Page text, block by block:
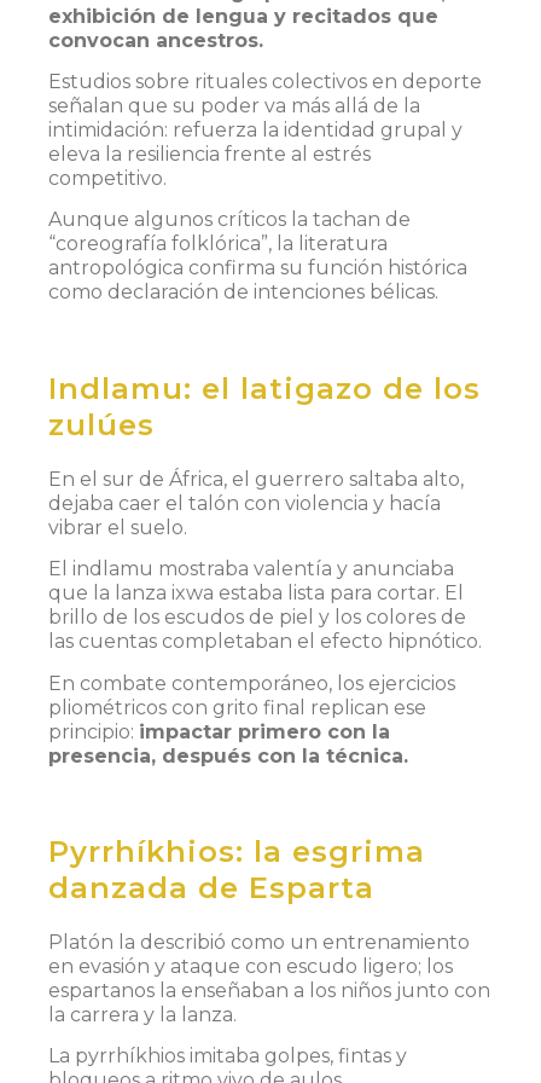
exhibición de lengua y recitados que
convocan ancestros.
Estudios sobre rituales colectivos en deporte
señalan que su poder va más allá de la
intimidación: refuerza la identidad grupal y
eleva la resiliencia frente al estrés
competitivo.
Aunque algunos críticos la tachan de
“coreografía folklórica”, la literatura
antropológica confirma su función histórica
como declaración de intenciones bélicas.
Indlamu: el latigazo de los
zulúes
En el sur de África, el guerrero saltaba alto,
dejaba caer el talón con violencia y hacía
vibrar el suelo.
El indlamu mostraba valentía y anunciaba
que la lanza ixwa estaba lista para cortar. El
brillo de los escudos de piel y los colores de
las cuentas completaban el efecto hipnótico.
En combate contemporáneo, los ejercicios
pliométricos con grito final replican ese
principio: impactar primero con la
presencia, después con la técnica.
Pyrrhíkhios: la esgrima
danzada de Esparta
Platón la describió como un entrenamiento
en evasión y ataque con escudo ligero; los
espartanos la enseñaban a los niños junto con
la carrera y la lanza.
La pyrrhíkhios imitaba golpes, fintas y